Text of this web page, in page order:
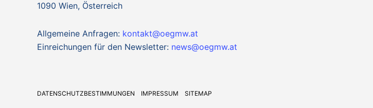
1090 Wien, Österreich
Allgemeine Anfragen: kontakt@oegmw.at
Einreichungen für den Newsletter: news@oegmw.at
DATENSCHUTZBESTIMMUNGEN IMPRESSUM SITEMAP